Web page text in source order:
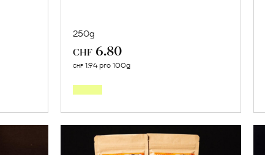
250g
CHF 6.80
CHF 1.94 pro 100g